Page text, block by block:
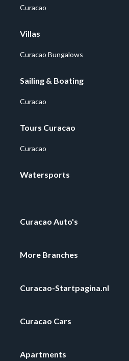
Curacao
Villas
Curacao Bungalows
Sailing & Boating
Curacao
Tours Curacao
Curacao
Watersports
Curacao Auto's
More Branches
Curacao-Startpagina.nl
Curacao Cars
Apartments